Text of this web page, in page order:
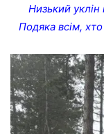
Низький уклін
Подяка всім,